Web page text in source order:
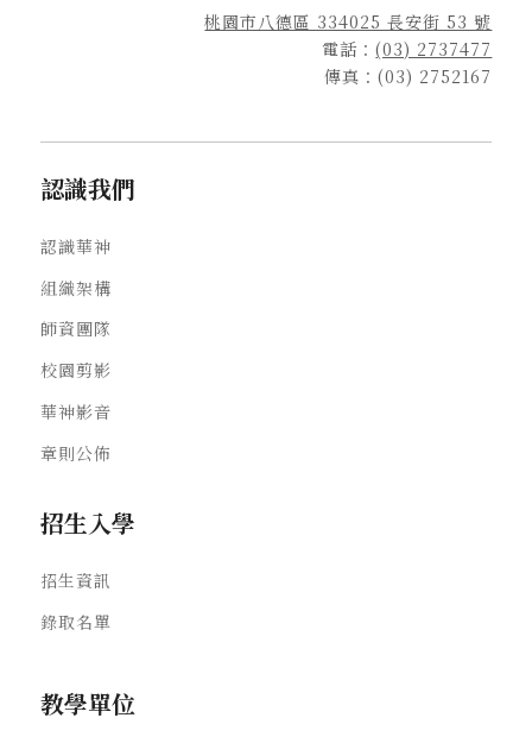
桃園市八德區 334025 長安街 53 號
電話：(03) 2737477
傳真：(03) 2752167
認識我們
認識華神
組織架構
師資團隊
校園剪影
華神影音
章則公佈
招生入學
招生資訊
錄取名單
教學單位